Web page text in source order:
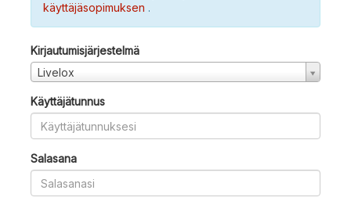
käyttäjäsopimuksen .
Kirjautumisjärjestelmä
Livelox
Käyttäjätunnus
Salasana